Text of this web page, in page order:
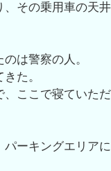
その乗用車の天
は警察の人。
た。
ここで寝ていただ
ーキングエリア